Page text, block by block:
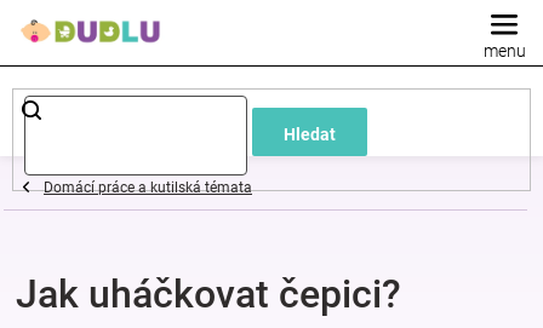
Hledat
Dětské
a
oblečení
Domácí práce a kutilská témata
Jak uháčkovat čepici?